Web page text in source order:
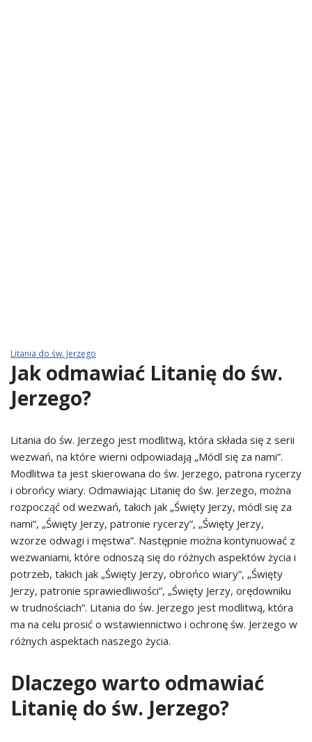
Litania do św. Jerzego
Jak odmawiać Litanię do św.
Jerzego?
Litania do św. Jerzego jest modlitwą, która składa się z serii
wezwań, na które wierni odpowiadają „Módl się za nami”.
Modlitwa ta jest skierowana do św. Jerzego, patrona rycerzy
i obrońcy wiary. Odmawiając Litanię do św. Jerzego, można
rozpocząć od wezwań, takich jak „Święty Jerzy, módl się za
nami”, „Święty Jerzy, patronie rycerzy”, „Święty Jerzy,
wzorze odwagi i męstwa”. Następnie można kontynuować z
wezwaniami, które odnoszą się do różnych aspektów życia i
potrzeb, takich jak „Święty Jerzy, obrońco wiary”, „Święty
Jerzy, patronie sprawiedliwości”, „Święty Jerzy, orędowniku
w trudnościach”. Litania do św. Jerzego jest modlitwą, która
ma na celu prosić o wstawiennictwo i ochronę św. Jerzego w
różnych aspektach naszego życia.
Dlaczego warto odmawiać
Litanię do św. Jerzego?